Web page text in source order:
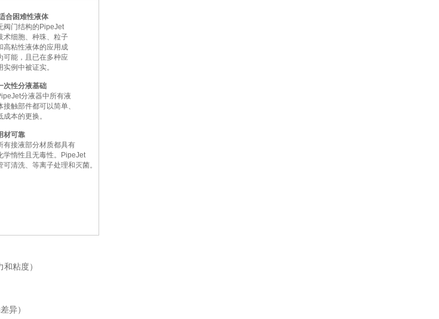
合困难性液体
阀门结构的PipeJet
术细胞、种珠、粒子
高粘性液体的应用成
可能，且已在多种应
实例中被证实。
次性分液基础
分液器中所有液
接触部件都可以简单、
成本的更换。
材可靠
有接液部分材质都具有
学惰性且无毒性。PipeJet
可清洗、等离子处理和灭菌。
粘度）
异）